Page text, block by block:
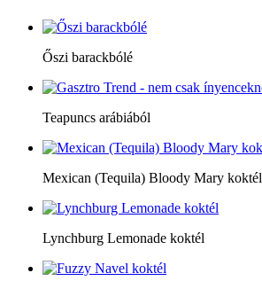
Őszi barackbólé
Teapuncs arábiából
Mexican (Tequila) Bloody Mary koktél
Lynchburg Lemonade koktél